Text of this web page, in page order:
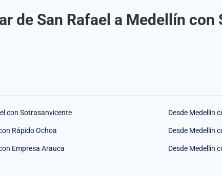
de San Rafael a Medellín con
con Sotrasanvicente Desde Medellin
Rápido Ochoa Desde Medellin
Empresa Arauca Desde Medellin